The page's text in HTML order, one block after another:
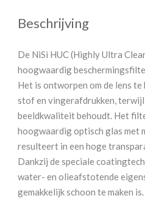
Beschrijving
De NiSi HUC (Highly Ultra
hoogwaardig
Het is ontworpen om de lens te
stof en vingerafdrukken,
beeldkwaliteit behoudt. Het
hoogwaardig optisch glas met
resulteert in een hoge
Dankzij de speciale
water- en olieafstotende
gemakkelijk schoon te maken